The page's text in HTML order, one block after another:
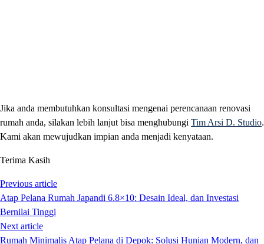
Jika anda membutuhkan konsultasi mengenai perencanaan renovasi
rumah anda, silakan lebih lanjut bisa menghubungi Tim Arsi D. Studio.
Kami akan mewujudkan impian anda menjadi kenyataan.
Terima Kasih
Previous article
Atap Pelana Rumah Japandi 6.8×10: Desain Ideal, dan Investasi
Bernilai Tinggi
Next article
Rumah Minimalis Atap Pelana di Depok: Solusi Hunian Modern, dan